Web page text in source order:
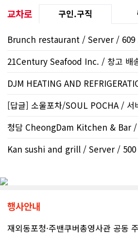
교차로 구인.구직
Brunch restaurant / Server / 609
DJM HEATING AND
Kan sushi and grill / Server / 500
행사안내